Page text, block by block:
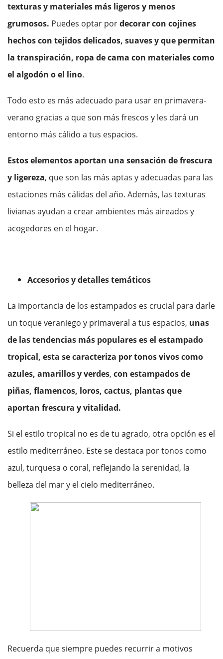
texturas y materiales más ligeros y menos
grumosos. Puedes optar pordecorar con cojines
hechos con tejidos delicados, suaves y que permitan
la transpiración, ropa de cama con materiales como
el algodón o el lino.
Todo esto es más adecuado para usar en primavera-
verano gracias a que son más frescos y les dará un
entorno más cálido a tus espacios.
Estos elementos aportan una sensación de frescura
y ligereza, que son las más aptas y adecuadas para las
estaciones más cálidas del año. Además, las texturas
livianas ayudan a crear ambientes más aireados y
acogedores en el hogar.
Accesorios y detalles temáticos
La importancia de los estampados es crucial para darle
un toque veraniego y primaveral a tus espacios, unas
de las tendencias más populares es el estampado
tropical, esta se caracteriza por tonos vivos como
azules, amarillos y verdes, con estampados de
piñas, flamencos, loros, cactus, plantas que
aportan frescura y vitalidad.
Si el estilo tropical no es de tu agrado, otra opción es el
estilo mediterráneo. Este se destaca por tonos como
azul, turquesa o coral, reflejando la serenidad, la
belleza del mar y el cielo mediterráneo.
Recuerda que siempre puedes recurrir a motivos